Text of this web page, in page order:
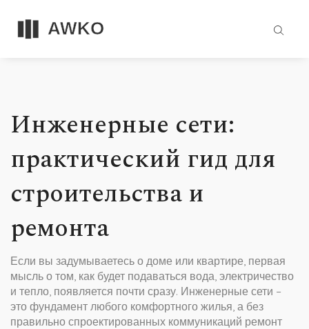
Инженерные сети:
практический гид для
строительства и
ремонта
Если вы задумываетесь о доме или квартире, первая
мысль о том, как будет подаваться вода, электричество
и тепло, появляется почти сразу. Инженерные сети –
это фундамент любого комфортного жилья, а без
правильно спроектированных коммуникаций ремонт